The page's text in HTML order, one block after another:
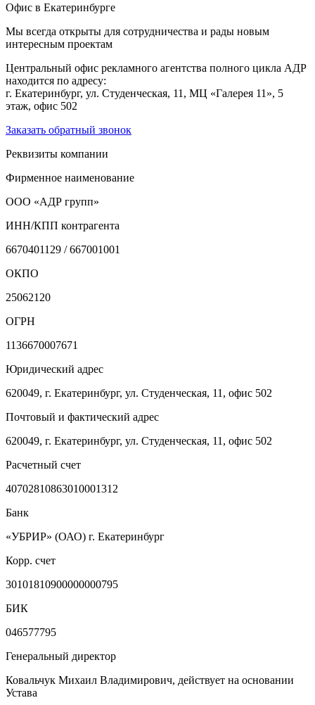
Офис в Екатеринбурге
Мы всегда открыты для сотрудничества и рады новым
интересным проектам
Центральный офис рекламного агентства полного цикла АДР
находится по адресу:
г. Екатеринбург, ул. Студенческая, 11, МЦ «Галерея 11», 5
этаж, офис 502
Заказать обратный звонок
Реквизиты компании
Фирменное наименование
ООО «АДР групп»
ИНН/КПП контрагента
6670401129 / 667001001
ОКПО
25062120
ОГРН
1136670007671
Юридический адрес
620049, г. Екатеринбург, ул. Студенческая, 11, офис 502
Почтовый и фактический адрес
620049, г. Екатеринбург, ул. Студенческая, 11, офис 502
Расчетный счет
40702810863010001312
Банк
«УБРИР» (ОАО) г. Екатеринбург
Корр. счет
30101810900000000795
БИК
046577795
Генеральный директор
Ковальчук Михаил Владимирович, действует на основании
Устава